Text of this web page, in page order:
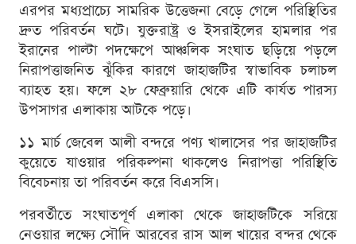
এরপর মধ্যপ্রাচ্যে সামরিক উত্তেজনা বেড়ে গেলে পরিস্থিতির
দ্রুত পরিবর্তন ঘটে। যুক্তরাষ্ট্র ও ইসরাইলের হামলার পর
ইরানের পাল্টা পদক্ষেপে আঞ্চলিক সংঘাত ছড়িয়ে পড়লে
নিরাপত্তাজনিত ঝুঁকির কারণে জাহাজটির স্বাভাবিক চলাচল
ব্যাহত হয়। ফলে ২৮ ফেব্রুয়ারি থেকে এটি কার্যত পারস্য
উপসাগর এলাকায় আটকে পড়ে।
১১ মার্চ জেবেল আলী বন্দরে পণ্য খালাসের পর জাহাজটির
কুয়েতে যাওয়ার পরিকল্পনা থাকলেও নিরাপত্তা পরিস্থিতি
বিবেচনায় তা পরিবর্তন করে বিএসসি।
পরবর্তীতে সংঘাতপূর্ণ এলাকা থেকে জাহাজটিকে সরিয়ে
নেওয়ার লক্ষ্যে সৌদি আরবের রাস আল খায়ের বন্দর থেকে